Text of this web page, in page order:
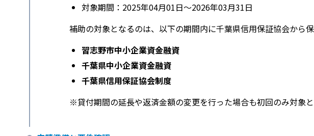
対象期間：2025年04月01日〜2026年03月31日
補助の対象となるのは、以下の期間内に千葉県信用保証協会から
習志野市中小企業資金融資
千葉県中小企業資金融資
千葉県信用保証協会制度
※貸付期間の延長や返済金額の変更を行った場合も初回のみ対象